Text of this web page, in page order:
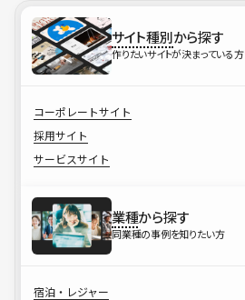
サイト種別から探す
作りたいサイトが決まっている方
コーポレートサイト
採用サイト
サービスサイト
業種から探す
同業種の事例を知りたい方
宿泊・レジャー